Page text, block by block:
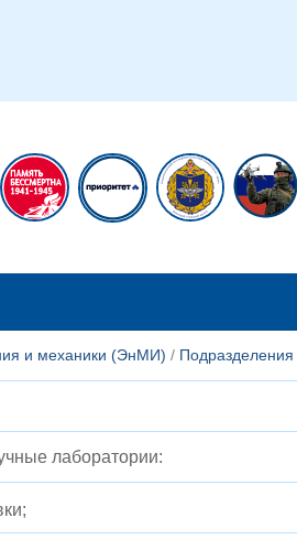
и механики (ЭнМИ) / Подразделения
лаборатории: